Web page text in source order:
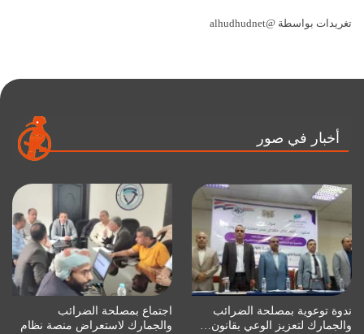
تغريدات بواسطة @alhudhudnet
أخبار في صور
ندوة توعوية بمصلحة الضرائب
والجمارك لتعزيز الوعي بقانون…
اجتماع بمصلحة الضرائب
والجمارك لاستعراض منصة نظام